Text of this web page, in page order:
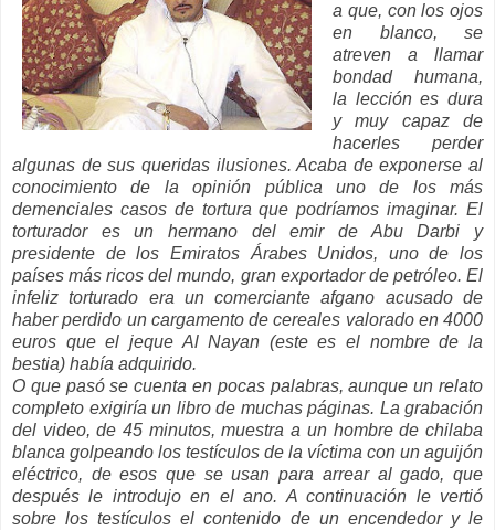
a que, con los ojos
en blanco, se
atreven a llamar
bondad humana,
la lección es dura
y muy capaz de
hacerles perder
algunas de sus queridas ilusiones. Acaba de exponerse al
conocimiento de la opinión pública uno de los más
demenciales casos de tortura que podríamos imaginar. El
torturador es un hermano del emir de Abu Darbi y
presidente de los Emiratos Árabes Unidos, uno de los
países más ricos del mundo, gran exportador de petróleo. El
infeliz torturado era un comerciante afgano acusado de
haber perdido un cargamento de cereales valorado en 4000
euros que el jeque Al Nayan (este es el nombre de la
bestia) había adquirido.
O que pasó se cuenta en pocas palabras, aunque un relato
completo exigiría un libro de muchas páginas. La grabación
del video, de 45 minutos, muestra a un hombre de chilaba
blanca golpeando los testículos de la víctima con un aguijón
eléctrico, de esos que se usan para arrear al gado, que
después le introdujo en el ano. A continuación le vertió
sobre los testículos el contenido de un encendedor y le